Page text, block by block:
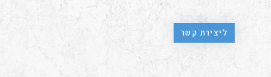
ליצירת קשר